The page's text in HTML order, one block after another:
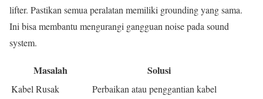
lifter. Pastikan semua peralatan memiliki grounding yang sama.
Ini bisa membantu mengurangi gangguan noise pada sound
system.
Masalah Solusi
Kabel Rusak
Perbaikan atau penggantian kabel